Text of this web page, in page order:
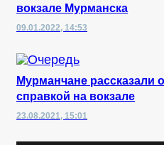
вокзале Мурманска
09.01.2022, 14:53
Мурманчане рассказали
справкой на вокзале
23.08.2021, 15:01